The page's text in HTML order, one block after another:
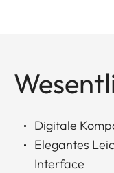
Digitale
Elegantes
Interface